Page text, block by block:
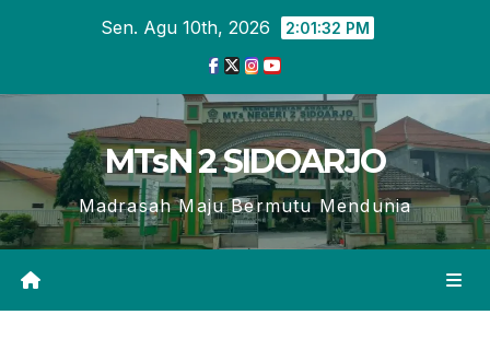
Sen. Agu 10th, 2026 2:01:32 PM
MTsN 2 SIDOARJO
Madrasah Maju Bermutu Mendunia